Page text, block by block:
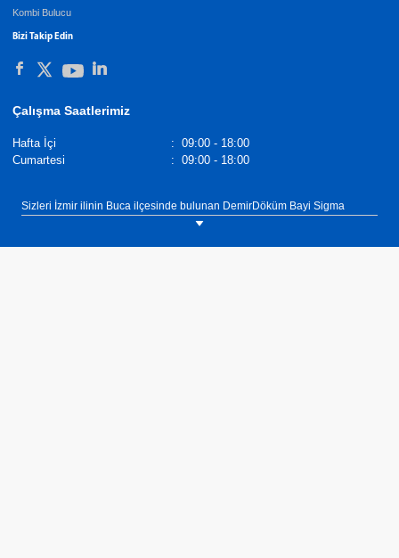
Kombi Bulucu
Bizi Takip Edin
Çalışma Saatlerimiz
Hafta İçi : 09:00 - 18:00
Cumartesi
: 09:00 - 18:00
Sizleri İzmir ilinin Buca ilçesinde bulunan DemirDöküm Bayi Sigma
Mühendislik showroomumuza bekliyoruz. Tel: 0(232) 442 33 44